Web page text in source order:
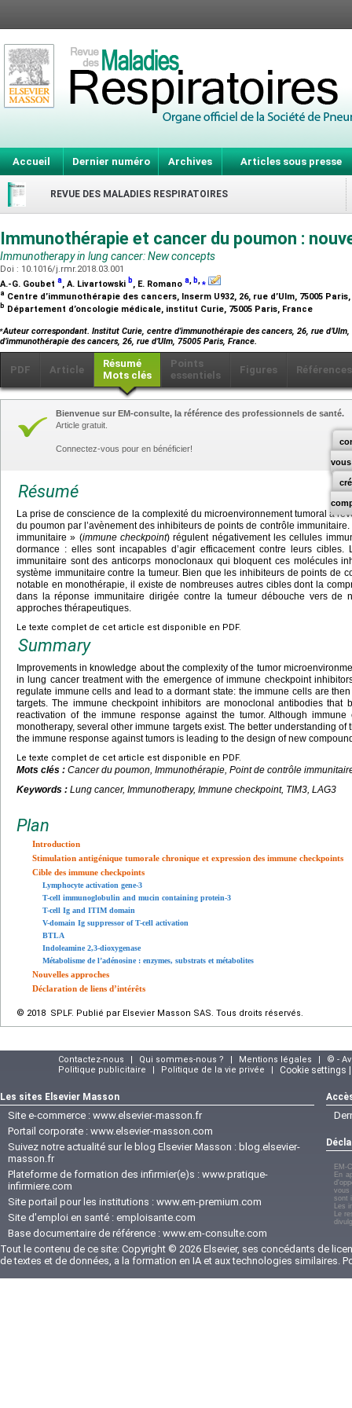
Accueil Dernier numéro Archives Articles sous presse
REVUE DES MALADIES RESPIRATOIRES
Immunothérapie et cancer du poumon :
Immunotherapy in lung cancer: New concepts
Doi : 10.1016/j.rmr.2018.03.001
A.-G. Goubet a, A. Livartowski b, E. Romano a, b,⁎
a Centre d’immunothérapie des cancers, Inserm U932, 26, rue d’Ulm, 75005
b Département d’oncologie médicale, institut Curie, 75005 Paris, France
⁎Auteur correspondant. Institut Curie, centre d’immunothérapie des cancers, 26, rue
d’immunothérapie des cancers, 26, rue d’Ulm, 75005 Paris, France.
PDF Article
Résumé
Mots clés
Points
essentiels
Figures Références
vous
Bienvenue sur EM-consulte, la référence des professionnels de santé.
Article gratuit.
Connectez-vous pour en bénéficier!
Résumé
La prise de conscience de la complexité du microenvironnement tumoral a
du poumon par l’avènement des inhibiteurs de points de contrôle
immunitaire » (immune checkpoint) régulent négativement les cellules
dormance : elles sont incapables d’agir efficacement contre leurs
immunitaire sont des anticorps monoclonaux qui bloquent ces molécules
système immunitaire contre la tumeur. Bien que les inhibiteurs de points de
notable en monothérapie, il existe de nombreuses autres cibles dont la
dans la réponse immunitaire dirigée contre la tumeur débouche vers de
approches thérapeutiques.
Le texte complet de cet article est disponible en PDF.
Summary
Improvements in knowledge about the complexity of the tumor
in lung cancer treatment with the emergence of immune checkpoint
regulate immune cells and lead to a dormant state: the immune cells are
targets. The immune checkpoint inhibitors are monoclonal antibodies that
reactivation of the immune response against the tumor. Although
monotherapy, several other immune targets exist. The better understanding
the immune response against tumors is leading to the design of new
Le texte complet de cet article est disponible en PDF.
Mots clés : Cancer du poumon, Immunothérapie, Point de contrôle
Keywords : Lung cancer, Immunotherapy, Immune checkpoint, TIM3, LAG3
Plan
Introduction
Stimulation antigénique tumorale chronique et expression des immune checkpoints
Cible des immune checkpoints
Lymphocyte activation gene-3
T-cell immunoglobulin and mucin containing protein-3
T-cell Ig and ITIM domain
V-domain Ig suppressor of T-cell activation
BTLA
Indoleamine 2,3-dioxygenase
Métabolisme de l’adénosine : enzymes, substrats et métabolites
Nouvelles approches
Déclaration de liens d’intérêts
© 2018 SPLF. Publié par Elsevier Masson SAS. Tous droits réservés.
Contactez-nous | Qui sommes-nous ? | Mentions légales |
© -
Politique publicitaire
| Politique de la vie privée | Cookie settings
Les sites Elsevier Masson
Site e-commerce : www.elsevier-masson.fr
Portail corporate : www.elsevier-masson.com
Suivez notre actualité sur le blog Elsevier Masson : blog.elsevier-
masson.fr
Plateforme de formation des infirmier(e)s : www.pratique-
infirmiere.com
Site portail pour les institutions : www.em-premium.com
Site d'emploi en santé : emploisante.com
Base documentaire de référence : www.em-consulte.com
EM-
En
vous
sont
Les
Le
Tout le contenu de ce site: Copyright © 2026 Elsevier, ses concédants de
de textes et de données, a la formation en IA et aux technologies similaires.